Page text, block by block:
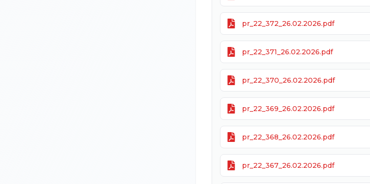
pr_22_372_26.02.2026.pdf
pr_22_371_26.02.2026.pdf
pr_22_370_26.02.2026.pdf
pr_22_369_26.02.2026.pdf
pr_22_368_26.02.2026.pdf
pr_22_367_26.02.2026.pdf